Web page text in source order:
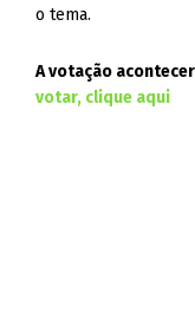
o tema.
A votação
votar, clique aqui